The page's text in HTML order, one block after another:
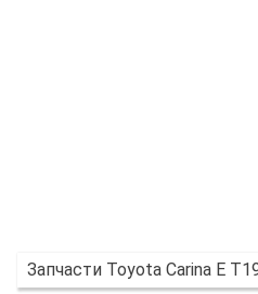
Запчасти Toyota Carina E